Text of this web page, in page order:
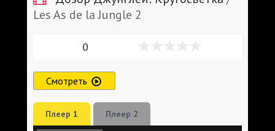
Les As de la Jungle 2
0
Смотреть
Плеер 1 Плеер 2